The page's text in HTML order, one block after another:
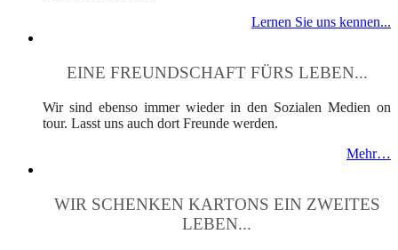
Lernen Sie uns kennen...
EINE FREUNDSCHAFT FÜRS LEBEN...
Wir sind ebenso immer wieder in den Sozialen Medien on
tour. Lasst uns auch dort Freunde werden.
Mehr…
WIR SCHENKEN KARTONS EIN ZWEITES
LEBEN...